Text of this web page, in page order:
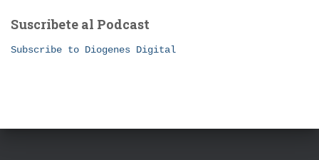
Suscribete al Podcast
Subscribe to Diogenes Digital